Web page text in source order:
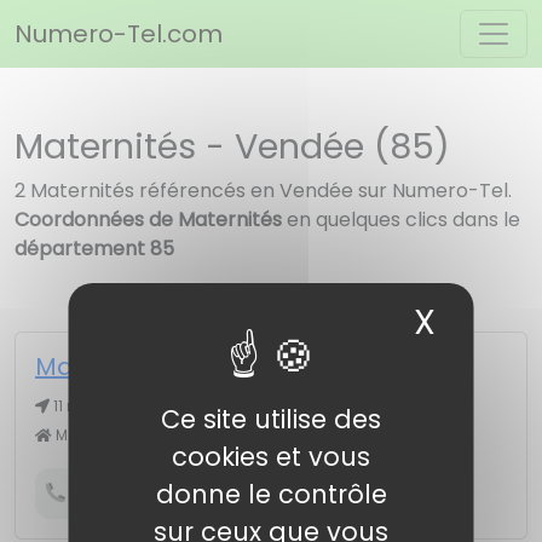
Ce site utilise des
cookies et vous
donne le contrôle
sur ceux que vous
X
Numero-Tel.com
Maternités - Vendée (85)
2 Maternités référencés en Vendée sur Numero-Tel.
Coordonnées de Maternitésen quelques clics dans le
département 85
Maternité du Centre Hospitalier
11 r Dr René Laforge, 85201 FONTENAY LE COMTE CEDEX
Maternité
Obtenir le numéro de téléphone